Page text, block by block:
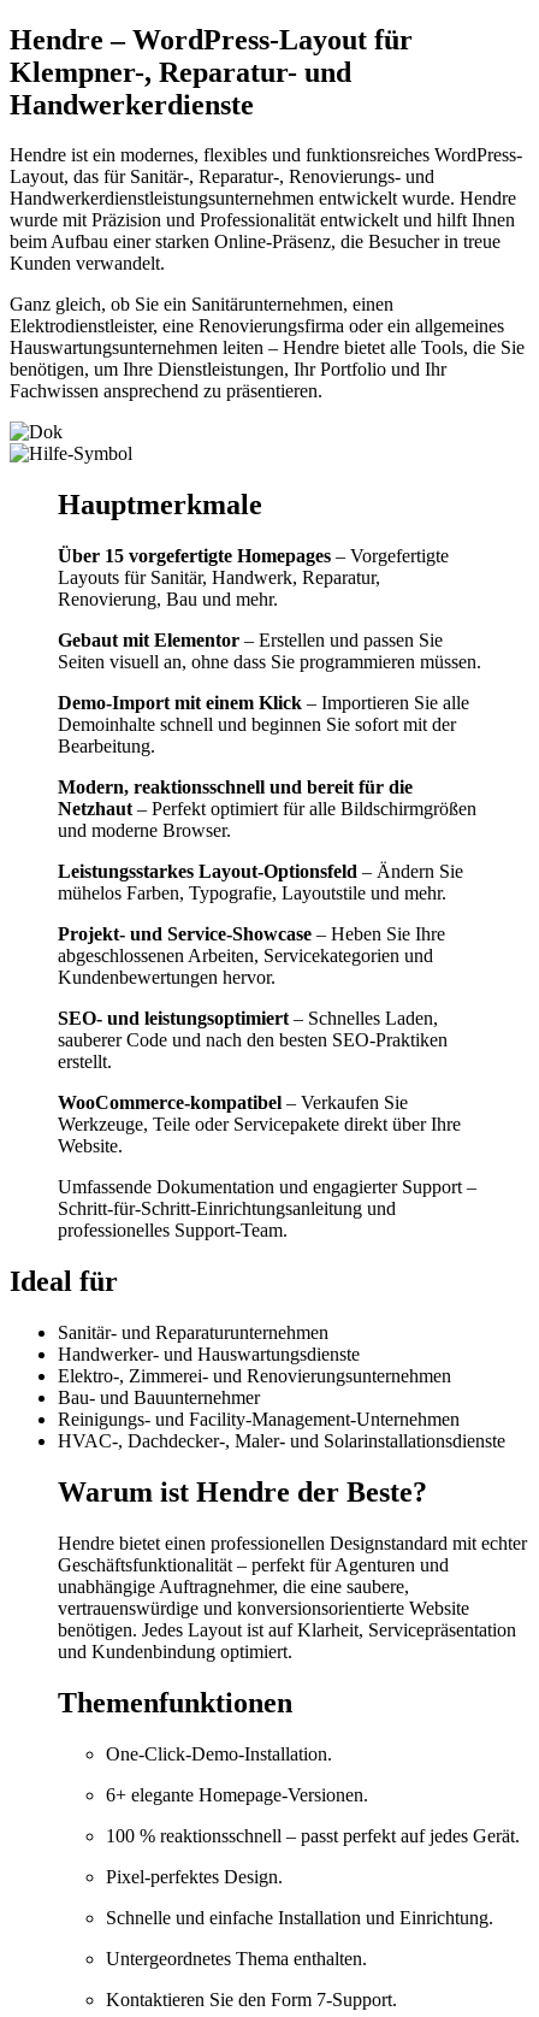
Hendre – WordPress-Layout für
Klempner-, Reparatur- und
Handwerkerdienste
Hendre ist ein modernes, flexibles und funktionsreiches WordPress-
Layout, das für Sanitär-, Reparatur-, Renovierungs- und
Handwerkerdienstleistungsunternehmen entwickelt wurde. Hendre
wurde mit Präzision und Professionalität entwickelt und hilft Ihnen
beim Aufbau einer starken Online-Präsenz, die Besucher in treue
Kunden verwandelt.
Ganz gleich, ob Sie ein Sanitärunternehmen, einen
Elektrodienstleister, eine Renovierungsfirma oder ein allgemeines
Hauswartungsunternehmen leiten – Hendre bietet alle Tools, die Sie
benötigen, um Ihre Dienstleistungen, Ihr Portfolio und Ihr
Fachwissen ansprechend zu präsentieren.
Hauptmerkmale
Über 15 vorgefertigte Homepages – Vorgefertigte
Layouts für Sanitär, Handwerk, Reparatur,
Renovierung, Bau und mehr.
Gebaut mit Elementor – Erstellen und passen Sie
Seiten visuell an, ohne dass Sie programmieren müssen.
Demo-Import mit einem Klick – Importieren Sie alle
Demoinhalte schnell und beginnen Sie sofort mit der
Bearbeitung.
Modern, reaktionsschnell und bereit für die
Netzhaut – Perfekt optimiert für alle Bildschirmgrößen
und moderne Browser.
Leistungsstarkes Layout-Optionsfeld – Ändern Sie
mühelos Farben, Typografie, Layoutstile und mehr.
Projekt- und Service-Showcase – Heben Sie Ihre
abgeschlossenen Arbeiten, Servicekategorien und
Kundenbewertungen hervor.
SEO- und leistungsoptimiert – Schnelles Laden,
sauberer Code und nach den besten SEO-Praktiken
erstellt.
WooCommerce-kompatibel – Verkaufen Sie
Werkzeuge, Teile oder Servicepakete direkt über Ihre
Website.
Umfassende Dokumentation und engagierter Support –
Schritt-für-Schritt-Einrichtungsanleitung und
professionelles Support-Team.
Ideal für
Sanitär- und Reparaturunternehmen
Handwerker- und Hauswartungsdienste
Elektro-, Zimmerei- und Renovierungsunternehmen
Bau- und Bauunternehmer
Reinigungs- und Facility-Management-Unternehmen
HVAC-, Dachdecker-, Maler- und Solarinstallationsdienste
Warum ist Hendre der Beste?
Hendre bietet einen professionellen Designstandard mit echter
Geschäftsfunktionalität – perfekt für Agenturen und
unabhängige Auftragnehmer, die eine saubere,
vertrauenswürdige und konversionsorientierte Website
benötigen. Jedes Layout ist auf Klarheit, Servicepräsentation
und Kundenbindung optimiert.
Themenfunktionen
One-Click-Demo-Installation.
6+ elegante Homepage-Versionen.
100 % reaktionsschnell – passt perfekt auf jedes Gerät.
Pixel-perfektes Design.
Schnelle und einfache Installation und Einrichtung.
Untergeordnetes Thema enthalten.
Kontaktieren Sie den Form 7-Support.